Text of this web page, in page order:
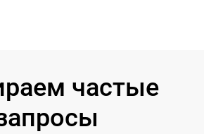
частые